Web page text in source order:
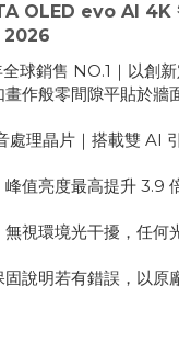
OLED evo AI 4K
2026
球銷售 NO.1｜以創
畫作般零間隙平貼於牆
處理晶片｜搭載雙 AI
峰值亮度最高提升 3.9
無視環境光干擾，任何
說明若有錯誤，以原